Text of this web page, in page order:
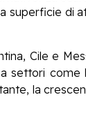
superficie di
Cile e
settori come
la